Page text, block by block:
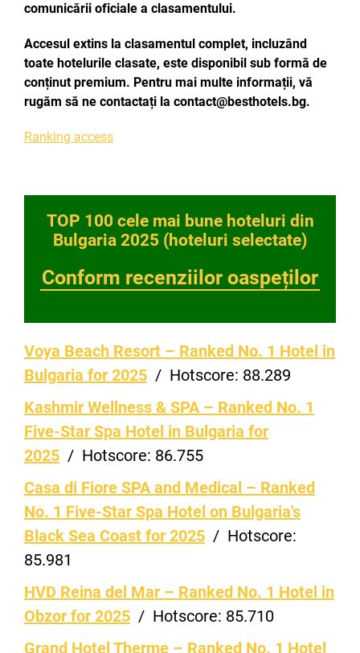
comunicării oficiale a clasamentului.
Accesul extins la clasamentul complet, incluzând
toate hotelurile clasate, este disponibil sub formă de
conținut premium. Pentru mai multe informații, vă
rugăm să ne contactați la contact@besthotels.bg.
Ranking access
TOP 100 cele mai bune hoteluri din
Bulgaria 2025 (hoteluri selectate)
Conform recenziilor oaspeților
Voya Beach Resort – Ranked No. 1 Hotel in
Bulgaria for 2025 / Hotscore: 88.289
Kashmir Wellness & SPA – Ranked No. 1
Five-Star Spa Hotel in Bulgaria for
2025 / Hotscore: 86.755
Casa di Fiore SPA and Medical – Ranked
No. 1 Five-Star Spa Hotel on Bulgaria's
Black Sea Coast for 2025 / Hotscore:
85.981
HVD Reina del Mar – Ranked No. 1 Hotel in
Obzor for 2025 / Hotscore: 85.710
Grand Hotel Therme – Ranked No. 1 Hotel